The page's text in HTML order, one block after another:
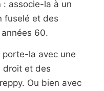
: associe-la à un
fuselé et des
60.
la avec une
droit et des
Ou bien avec